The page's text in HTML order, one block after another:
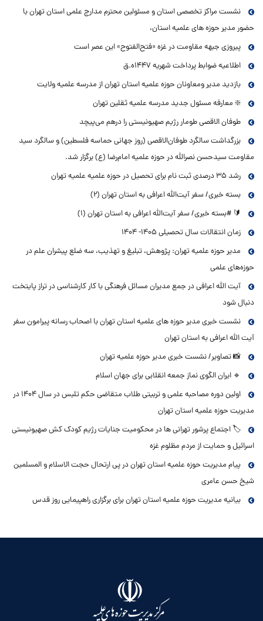
نشست مراکز تخصصی استان و مسئولین محترم مدارج علمی استان تهران با
حضور مدیر حوزه های علمیه استان،
پیروزی جبهه مقاومت در غزه «فتح‌الفتوح» این عصر است
اطلاعیه ضوابط پرداخت شهریه ۱۴۴۷ه.ق
بازدید مدیر ومعاونان حوزه علمیه استان تهران از مدرسه علمیه ولایت
❇️ معارفه مسئول جدید مدرسه علمیه ثقلین تهران
طوفان الاقصی طومار رژیم صهیونیستی را درهم می‌پیچد
بزرگداشت سالگرد طوفان‌الاقصی (روز جهانی حماسه فلسطین) و سالگرد سید
مقاومت سیدحسن نصرالله در حوزه علمیه امام‌رضا (ع) برگزار شد.
رشد ۳۵ درصدی ثبت نام برای تحصیل در حوزه علمیه علمیه تهران
بسته خبری/ سفر آیت‌الله اعرافی به استان تهران (2)
🔰 #بسته خبری/ سفر آیت‌الله اعرافی به استان تهران (1)
زمان انتقالات سال تحصیلی 1405- 1404
مدیر حوزه علمیه تهران: پژوهش، تبلیغ و تهذیب، سه ضلع پیشران علم در
حوزه‌های علمی
آیت الله اعرافی در جمع مدیران مسائل فرهنگی با کار کارشناسی در تراز پایتخت
دنبال شود
نشست خبری مدیر حوزه های علمیه استان تهران با اصحاب رسانه پیرامون سفر
آیت الله اعرافی به استان تهران
📸 تصاویر/ نشست خبری مدیر حوزه علمیه تهران
🔹 ایران الگوی نماز جمعه انقلابی برای جهان اسلام
اولین دوره مصاحبه علمی و تربیتی طلاب متقاضی حکم تلبس در سال ۱۴۰۴ در
مدیریت حوزه علمیه استان تهران
🏷 اجتماع پرشور تهرانی ها در محکومیت جنایات رژیم کودک کش صهیونیستی
اسرائیل و حمایت از مردم مظلوم غزه
پیام مدیریت حوزه علمیه استان تهران در پی ارتحال حجت الاسلام و المسلمین
شیخ حسن عامری
بیانیه مدیریت حوزه علمیه استان تهران برای برگزاری راهپیمایی روز قدس